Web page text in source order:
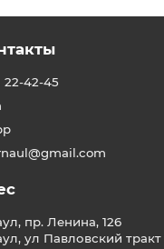
22-42-45
пр. Ленина, 126
ул Павловский тракт